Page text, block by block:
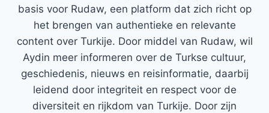
basis voor Rudaw, een platform dat zich richt op
het brengen van authentieke en relevante
content over Turkije. Door middel van Rudaw, wil
Aydin meer informeren over de Turkse cultuur,
geschiedenis, nieuws en reisinformatie, daarbij
leidend door integriteit en respect voor de
diversiteit en rijkdom van Turkije. Door zijn